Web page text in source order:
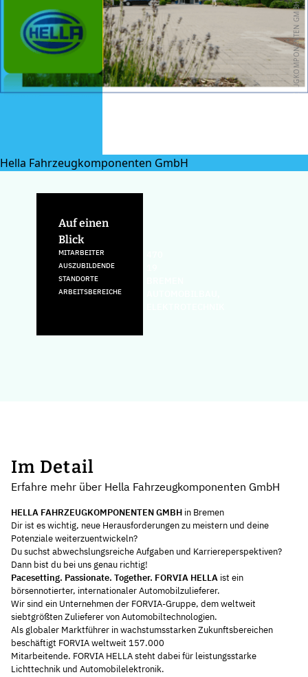
© HELLA FAHRZEUGKOMPONENTEN GMBH
Hella Fahrzeugkomponenten GmbH
Auf einen
Blick
MITARBEITER
AUSZUBILDENDE
STANDORTE
ARBEITSBEREICHE
Im Detail
Erfahre mehr über Hella Fahrzeugkomponenten GmbH
HELLA FAHRZEUGKOMPONENTEN GMBH in Bremen
Dir ist es wichtig, neue Herausforderungen zu meistern und deine
Potenziale weiterzuentwickeln?
Du suchst abwechslungsreiche Aufgaben und Karriereperspektiven?
Dann bist du bei uns genau richtig!
Pacesetting. Passionate. Together. FORVIA HELLA ist ein
börsennotierter, internationaler Automobilzulieferer.
Wir sind ein Unternehmen der FORVIA-Gruppe, dem weltweit
siebtgrößten Zulieferer von Automobiltechnologien.
Als globaler Marktführer in wachstumsstarken Zukunftsbereichen
beschäftigt FORVIA weltweit 157.000
Mitarbeitende. FORVIA HELLA steht dabei für leistungsstarke
Lichttechnik und Automobilelektronik.